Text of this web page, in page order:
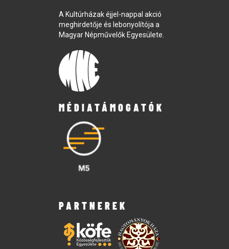
A Kultúrházak éjjel-nappal akció
meghirdetője és lebonyolítója a
Magyar Népművelők Egyesülete.
MÉDIATÁMOGATÓK
PARTNEREK